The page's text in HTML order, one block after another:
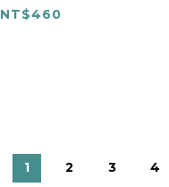
NT$460
1 2 3 4